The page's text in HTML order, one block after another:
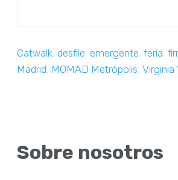
Catwalk,desfile,emergente,feria,
Madrid, MOMAD Metrópolis,Virginia
Sobre nosotros